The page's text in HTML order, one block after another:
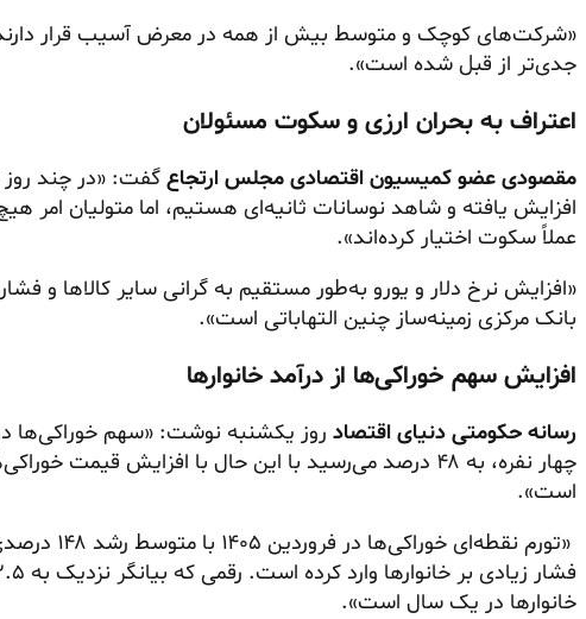
«شرکت‌های کوچک و متوسط بیش از همه در معرض آسیب قرار
جدی‌تر از قبل شده است».
اعتراف به بحران ارزی و سکوت مسئولان
مقصودی عضو کمیسیون اقتصادی مجلس ارتجاع گفت: «در چند
افزایش یافته و شاهد نوسانات ثانیه‌ای هستیم، اما متولیان امر
عملاً سکوت اختیار کرده‌اند».
«افزایش نرخ دلار و یورو به‌طور مستقیم به گرانی سایر کالاها و
بانک مرکزی زمینه‌ساز چنین التهاباتی است».
افزایش سهم خوراکی‌ها از درآمد خانوارها
رسانه حکومتی دنیای اقتصاد روز یکشنبه نوشت: «سهم خوراکی‌ها
است».
«تورم
خانوارها در یک سال است».